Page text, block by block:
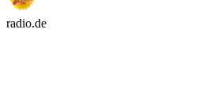
radio.de